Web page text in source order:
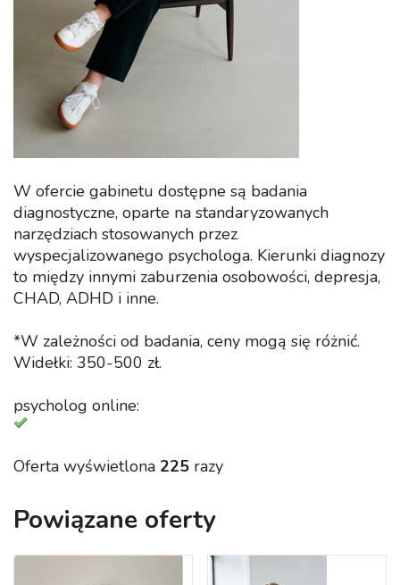
W ofercie gabinetu dostępne są badania
diagnostyczne, oparte na standaryzowanych
narzędziach stosowanych przez
wyspecjalizowanego psychologa. Kierunki diagnozy
to między innymi zaburzenia osobowości, depresja,
CHAD, ADHD i inne.
*W zależności od badania, ceny mogą się różnić.
Widełki: 350-500 zł.
psycholog online:
Oferta wyświetlona 225 razy
Powiązane oferty